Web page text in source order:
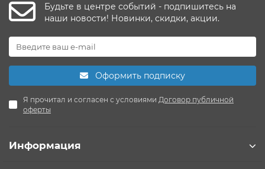
Будьте в центре событий - подпишитесь на
наши новости! Новинки, скидки, акции.
Оформить подписку
Я прочитал и согласен с условиями Договор публичной
оферты
Информация